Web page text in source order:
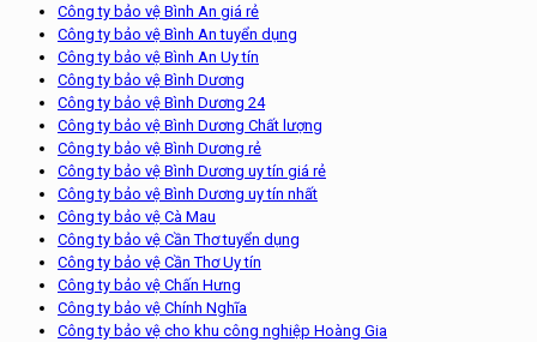
Công ty bảo vệ Bình An giá rẻ
Công ty bảo vệ Bình An tuyển dụng
Công ty bảo vệ Bình An Uy tín
Công ty bảo vệ Bình Dương
Công ty bảo vệ Bình Dương 24
Công ty bảo vệ Bình Dương Chất lượng
Công ty bảo vệ Bình Dương rẻ
Công ty bảo vệ Bình Dương uy tín giá rẻ
Công ty bảo vệ Bình Dương uy tín nhất
Công ty bảo vệ Cà Mau
Công ty bảo vệ Cần Thơ tuyển dụng
Công ty bảo vệ Cần Thơ Uy tín
Công ty bảo vệ Chấn Hưng
Công ty bảo vệ Chính Nghĩa
Công ty bảo vệ cho khu công nghiệp Hoàng Gia